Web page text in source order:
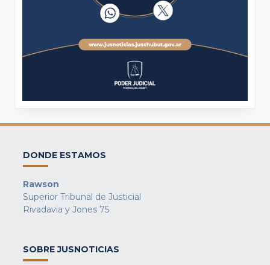
DONDE ESTAMOS
Rawson
Superior Tribunal de Justicial
Rivadavia y Jones 75
SOBRE JUSNOTICIAS